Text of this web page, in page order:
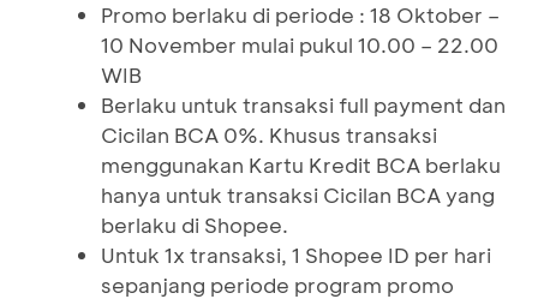
Promo berlaku di periode : 18 Oktober –
10 November mulai pukul 10.00 – 22.00
WIB
Berlaku untuk transaksi full payment dan
Cicilan BCA 0%. Khusus transaksi
menggunakan Kartu Kredit BCA berlaku
hanya untuk transaksi Cicilan BCA yang
berlaku di Shopee.
Untuk 1x transaksi, 1 Shopee ID per hari
sepanjang periode program promo